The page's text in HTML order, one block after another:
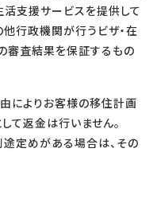
活支援サービスを提供して
行政機関が行うビザ・在
審査結果を保証するもの
によりお客様の移住計画
て返金は行いません。
途定めがある場合は、その